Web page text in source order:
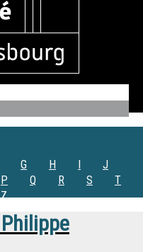
G H I
J
P Q R S
T
Z
Philippe